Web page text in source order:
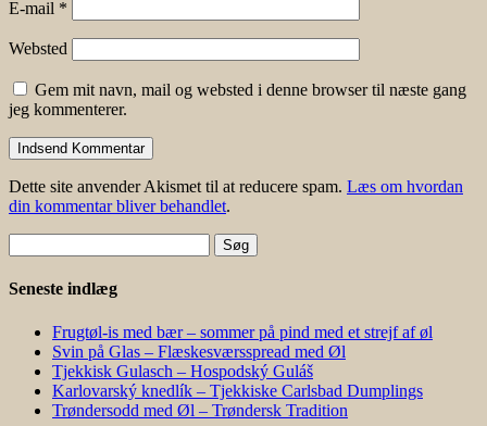
E-mail *
Websted
Gem mit navn, mail og websted i denne browser til næste gang
jeg kommenterer.
Dette site anvender Akismet til at reducere spam. Læs om hvordan
din kommentar bliver behandlet.
efter:
Seneste indlæg
Frugtøl-is med bær – sommer på pind med et strejf af øl
Svin på Glas – Flæskesværsspread med Øl
Tjekkisk Gulasch – Hospodský Guláš
Karlovarský knedlík – Tjekkiske Carlsbad Dumplings
Trøndersodd med Øl – Trøndersk Tradition